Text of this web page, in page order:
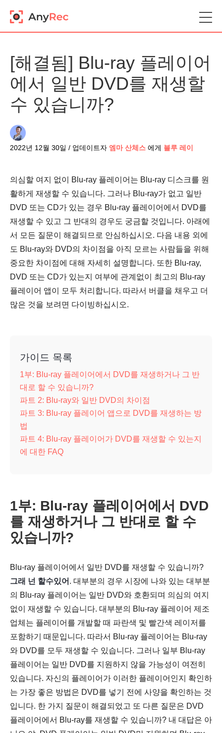
[해결됨] Blu-ray 플레이어
에서 일반 DVD를 재생할
수 있습니까?
2022년 12월 30일 / 업데이트자 엠마 산체스 에게 블루 레이
의심할 여지 없이 Blu-ray 플레이어는 Blu-ray 디스크를 원
활하게 재생할 수 있습니다. 그러나 Blu-ray가 없고 일반
DVD 또는 CD가 있는 경우 Blu-ray 플레이어에서 DVD를
재생할 수 있고 그 반대의 경우도 궁금할 것입니다. 아래에
서 모든 질문이 해결되므로 안심하십시오. 다음 내용 외에
도 Blu-ray와 DVD의 차이점을 아직 모르는 사람들을 위해
중요한 차이점에 대해 자세히 설명합니다. 또한 Blu-ray,
DVD 또는 CD가 있는지 여부에 관계없이 최고의 Blu-ray
플레이어 앱이 모두 처리합니다. 따라서 버클을 채우고 더
많은 것을 보려면 다이빙하십시오.
가이드 목록
1부: Blu-ray 플레이어에서 DVD를 재생하거나 그 반
대로 할 수 있습니까?
파트 2: Blu-ray와 일반 DVD의 차이점
파트 3: Blu-ray 플레이어 앱으로 DVD를 재생하는 방
법
파트 4: Blu-ray 플레이어가 DVD를 재생할 수 있는지
에 대한 FAQ
1부: Blu-ray 플레이어에서 DVD
를 재생하거나 그 반대로 할 수
있습니까?
Blu-ray 플레이어에서 일반 DVD를 재생할 수 있습니까?
그래 넌 할수있어 . 대부분의 경우 시장에 나와 있는 대부분
의 Blu-ray 플레이어는 일반 DVD와 호환되며 의심의 여지
없이 재생할 수 있습니다. 대부분의 Blu-ray 플레이어 제조
업체는 플레이어를 개발할 때 파란색 및 빨간색 레이저를
포함하기 때문입니다. 따라서 Blu-ray 플레이어는 Blu-ray
와 DVD를 모두 재생할 수 있습니다. 그러나 일부 Blu-ray
플레이어는 일반 DVD를 지원하지 않을 가능성이 여전히
있습니다. 자신의 플레이어가 이러한 플레이어인지 확인하
는 가장 좋은 방법은 DVD를 넣기 전에 사양을 확인하는 것
입니다. 한 가지 질문이 해결되었고 또 다른 질문은 DVD
플레이어에서 Blu-ray를 재생할 수 있습니까? 내 대답은 아